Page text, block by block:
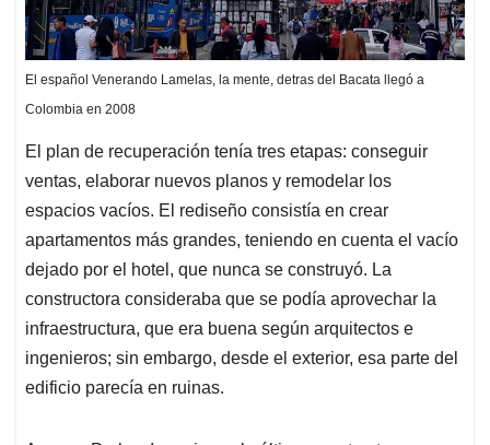
El español Venerando Lamelas, la mente, detras del Bacata llegó a
Colombia en 2008
El plan de recuperación tenía tres etapas: conseguir
ventas, elaborar nuevos planos y remodelar los
espacios vacíos. El rediseño consistía en crear
apartamentos más grandes, teniendo en cuenta el vacío
dejado por el hotel, que nunca se construyó. La
constructora consideraba que se podía aprovechar la
infraestructura, que era buena según arquitectos e
ingenieros; sin embargo, desde el exterior, esa parte del
edificio parecía en ruinas.